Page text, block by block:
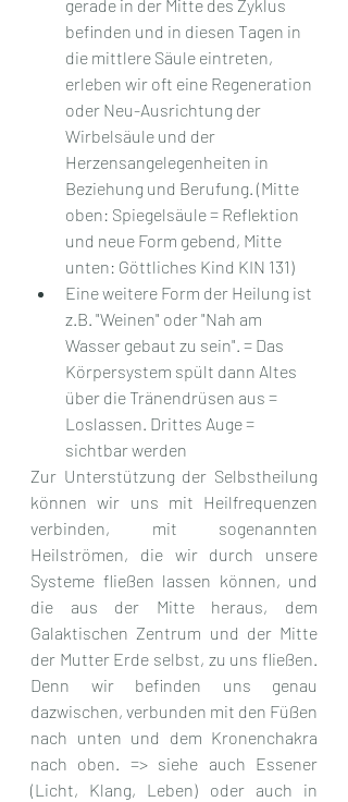
gerade in der Mitte des Zyklus
befinden und in diesen Tagen in
die mittlere Säule eintreten,
erleben wir oft eine Regeneration
oder Neu-Ausrichtung der
Wirbelsäule und der
Herzensangelegenheiten in
Beziehung und Berufung. (Mitte
oben: Spiegelsäule = Reflektion
und neue Form gebend, Mitte
unten: Göttliches Kind KIN 131)
Eine weitere Form der Heilung ist
z.B. "Weinen" oder "Nah am
Wasser gebaut zu sein". = Das
Körpersystem spült dann Altes
über die Tränendrüsen aus =
Loslassen. Drittes Auge =
sichtbar werden
Zur Unterstützung der Selbstheilung
können wir uns mit Heilfrequenzen
verbinden, mit sogenannten
Heilströmen, die wir durch unsere
Systeme fließen lassen können, und
die aus der Mitte heraus, dem
Galaktischen Zentrum und der Mitte
der Mutter Erde selbst, zu uns fließen.
Denn wir befinden uns genau
dazwischen, verbunden mit den Füßen
nach unten und dem Kronenchakra
nach oben. => siehe auch Essener
(Licht, Klang, Leben) oder auch in